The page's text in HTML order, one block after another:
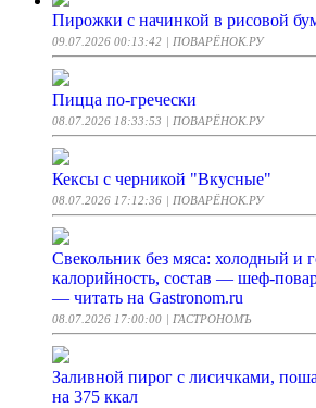
Пирожки с начинкой в рисовой
09.07.2026 00:13:42 | ПОВАРЁНОК.РУ
Пицца по-гречески
08.07.2026 18:33:53 | ПОВАРЁНОК.РУ
Кексы с черникой "Вкусные"
08.07.2026 17:12:36 | ПОВАРЁНОК.РУ
Свекольник без мяса: холодный и
калорийность, состав — шеф-
— читать на Gastronom.ru
08.07.2026 17:00:00 | ГАСТРОНОМЪ
Заливной пирог с лисичками,
на 375 ккал